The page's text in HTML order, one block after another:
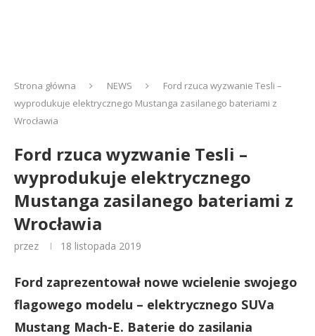
Strona główna NEWS
Ford rzuca wyzwanie Tesli –
wyprodukuje elektrycznego Mustanga zasilanego bateriami z
Wrocławia
Ford rzuca wyzwanie Tesli –
wyprodukuje elektrycznego
Mustanga zasilanego bateriami z
Wrocławia
przez 18 listopada 2019
Ford zaprezentował nowe wcielenie swojego
flagowego modelu – elektrycznego SUVa
Mustang Mach-E. Baterie do zasilania